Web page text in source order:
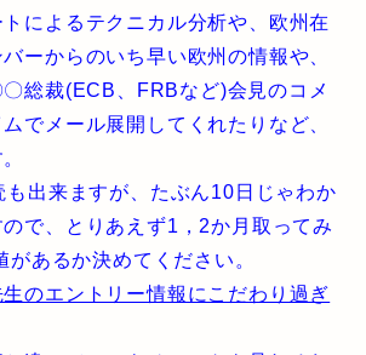
によるテクニカル分析や、欧州在
ーからのいち早い欧州の情報や、
総裁(ECB、FRBなど)会見のコメ
でメール展開してくれたりなど、
も出来ますが、たぶん10日じゃわか
で、とりあえず1，2か月取ってみ
あるか決めてください。
のエントリー情報にこだわり過ぎ